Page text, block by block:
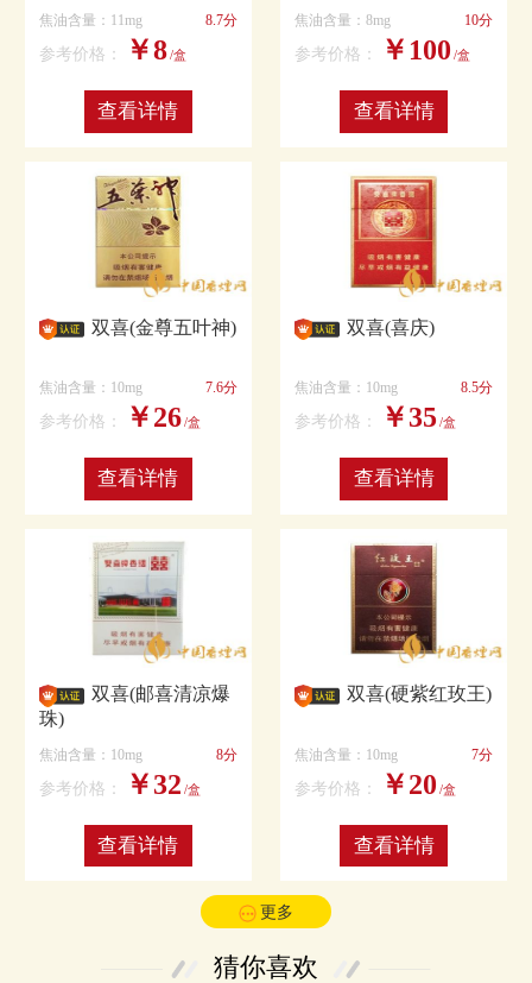
焦油含量：11mg 8.7分
参考价格： ￥8/盒
查看详情
焦油含量：8mg 10分
参考价格： ￥100 /盒
查看详情
双喜(金尊五叶神)
焦油含量：10mg 7.6分
参考价格： ￥26/盒
查看详情
双喜(喜庆)
焦油含量：10mg 8.5分
参考价格： ￥35 /盒
查看详情
双喜(邮喜清凉爆
珠)
焦油含量：10mg 8分
参考价格： ￥32 /盒
查看详情
双喜(硬紫红玫王)
焦油含量：10mg 7分
参考价格： ￥20 /盒
查看详情
更多
猜你喜欢